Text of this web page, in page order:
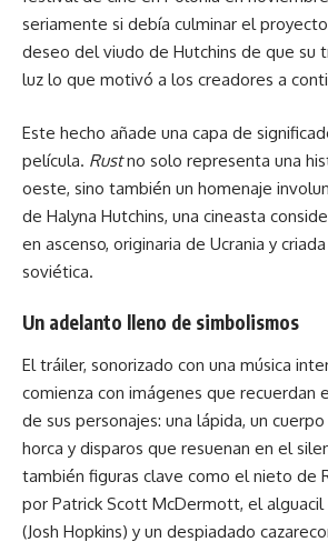
seriamente si debía culminar el
deseo del viudo de Hutchins de que su
luz lo que motivó a los creadores a
Este hecho añade una capa de
película. Rustno solo representa una
oeste, sino también un homenaje
de Halyna Hutchins, una cineasta
en ascenso, originaria de Ucrania y
soviética.
Un adelanto lleno de simbolismos
El tráiler, sonorizado con una música
comienza con imágenes que recuerdan
de sus personajes: una lápida, un
horca y disparos que resuenan en el
también figuras clave como el nieto de
por Patrick Scott McDermott, el
(Josh Hopkins) y un despiadado